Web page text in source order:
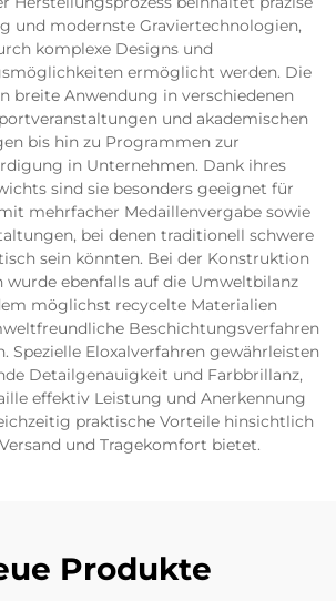
und modernste Graviertechnologien,
komplexe Designs und
ermöglicht werden. Die
breite Anwendung in verschiedenen
und akademischen
bis hin zu Programmen zur
in Unternehmen. Dank ihres
sind sie besonders geeignet für
mehrfacher Medaillenvergabe sowie
bei denen traditionell schwere
sein könnten. Bei der Konstruktion
wurde ebenfalls auf die Umweltbilanz
möglichst recycelte Materialien
Beschichtungsverfahren
Spezielle Eloxalverfahren gewährleisten
Detailgenauigkeit und Farbbrillanz,
effektiv Leistung und Anerkennung
praktische Vorteile hinsichtlich
und Tragekomfort bietet.
Produkte